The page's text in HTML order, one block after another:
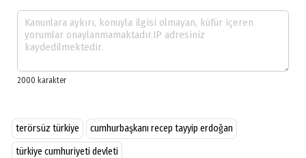
terörsüz türkiye
cumhurbaşkanı recep tayyip erdoğan
türkiye cumhuriyeti devleti